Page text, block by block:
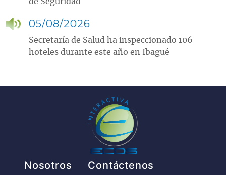
05/08/2026
Secretaría de Salud ha inspeccionado 106
hoteles durante este año en Ibagué
Pie de página
Nosotros Contáctenos